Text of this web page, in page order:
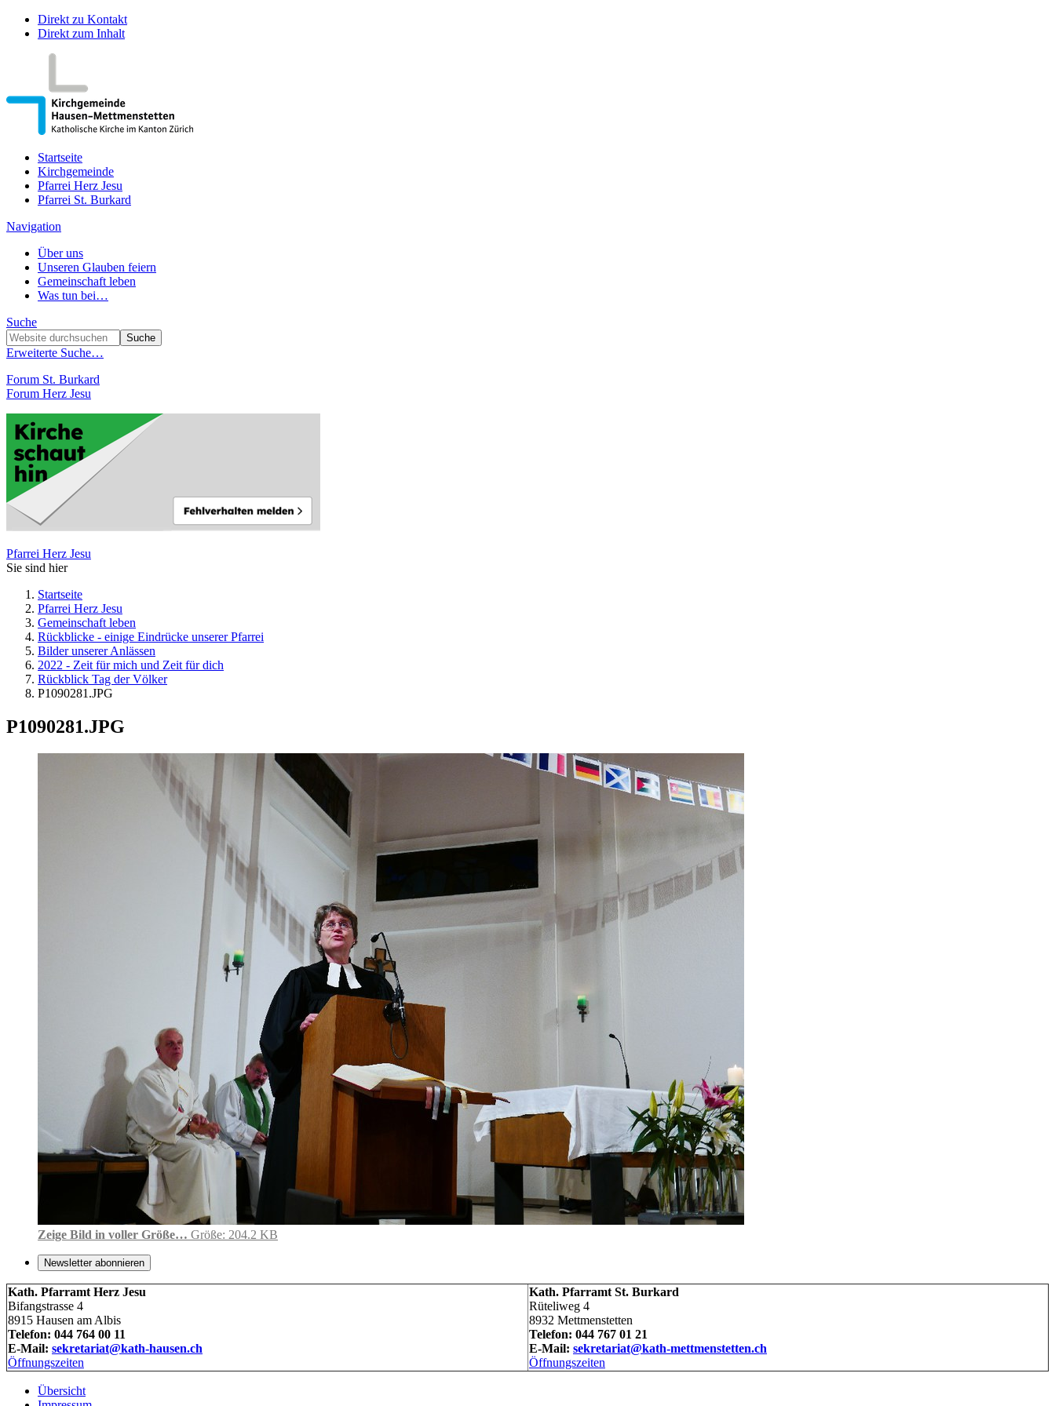
Direkt zu Kontakt
Direkt zum Inhalt
Startseite
Kirchgemeinde
Pfarrei Herz Jesu
Pfarrei St. Burkard
Navigation
Über uns
Unseren Glauben feiern
Gemeinschaft leben
Was tun bei…
Suche
Erweiterte Suche…
Forum St. Burkard
Forum Herz Jesu
Pfarrei Herz Jesu
Sie sind hier
Startseite
Pfarrei Herz Jesu
Gemeinschaft leben
Rückblicke - einige Eindrücke unserer Pfarrei
Bilder unserer Anlässen
2022 - Zeit für mich und Zeit für dich
Rückblick Tag der Völker
P1090281.JPG
P1090281.JPG
Zeige Bild in voller Größe… Größe: 204.2 KB
Newsletter abonnieren
Kath. Pfarramt Herz Jesu
Bifangstrasse 4
8915 Hausen am Albis
Telefon: 044 764 00 11
E-Mail: sekretariat@kath-hausen.ch
Öffnungszeiten
Kath. Pfarramt St. Burkard
Rüteliweg 4
8932 Mettmenstetten
Telefon: 044 767 01 21
E-Mail: sekretariat@kath-mettmenstetten.ch
Öffnungszeiten
Übersicht